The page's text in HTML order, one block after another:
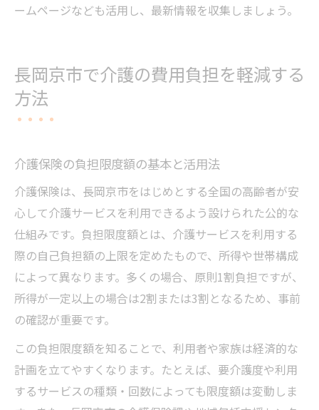
ームページなども活用し、最新情報を収集しましょう。
長岡京市で介護の費用負担を軽減する
方法
介護保険の負担限度額の基本と活用法
介護保険は、長岡京市をはじめとする全国の高齢者が安
心して介護サービスを利用できるよう設けられた公的な
仕組みです。負担限度額とは、介護サービスを利用する
際の自己負担額の上限を定めたもので、所得や世帯構成
によって異なります。多くの場合、原則1割負担ですが、
所得が一定以上の場合は2割または3割となるため、事前
の確認が重要です。
この負担限度額を知ることで、利用者や家族は経済的な
計画を立てやすくなります。たとえば、要介護度や利用
するサービスの種類・回数によっても限度額は変動しま